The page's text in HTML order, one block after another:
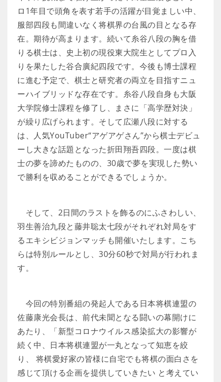
ロ1年目で頭角を表す若手の活躍が目覚ましい中、
服部四段も間違いなく将棋界の台風の目となる存
在。期待が高まります。続いて糸谷八段の胸を借
りる棋士は、史上初の現役東大院生としてプロ入
りを果たした谷合廣紀四段です。今後も博士課程
に進む予定で、棋士と研究者の両立を目指すニュ
ーハイブリッドな存在です。糸谷八段自身も大阪
大学院修士課程を修了し、まさに「高学歴対決」
が繰り広げられます。そして広瀬八段に対する
は、人気YouTuber“アゲアゲさん”から棋士デビュ
ーし大きな話題となった折田翔吾四段。一度は棋
士の夢を諦めたものの、30歳で夢を実現した勢い
で勝利を収めることができるでしょうか。
そして、2日間のラストを飾るのにふさわしい、
羽生善治九段と藤井聡太七段がそれぞれ対局をす
るエキシビジョンマッチも開催いたします。こち
らは特別ルールとし、30分60秒で対局が行われま
す。
今回の特別番組の発起人である日本将棋連盟の
佐藤康光会長は、前代未聞となる闘いの幕開けに
あたり、「新型コロナウイルス感染拡大の影響が
続く中、日本将棋連盟が一丸となって知恵を絞
り、 将棋愛好家の皆様に自宅でも将棋の面白さを
感じて頂ける企画を提供していきたい と考えてい